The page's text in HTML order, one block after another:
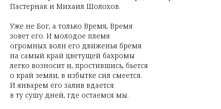
Пастернак и Михаил Шолохов.
Уже не Бог, а только Время, Время
зовет его. И молодое племя
огромных волн его движенья бремя
на самый край цветущей бахромы
легко возносит и, простившись, бьется
о край земли, в избытке сил смеется.
И январем его залив вдается
в ту сушу дней, где остаемся мы.